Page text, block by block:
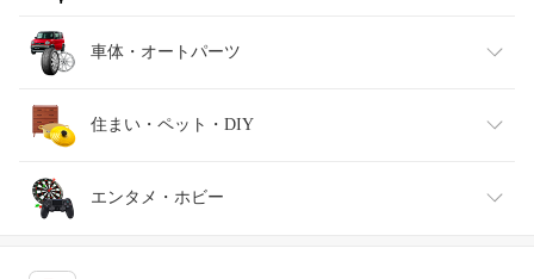
靴
腕時計
ジュエリー・アクセサリー
日本酒・焼酎
TV・オーディオ・カメラ
スマートフォン・タブレット
パソコン・周辺機器
スポーツ・アウトドア
ゴルフ
車体・オートパーツ
車用品・バイク用品
車・バイク
住まい・ペット・DIY
インテリア・寝具・収納
エンタメ・ホビー